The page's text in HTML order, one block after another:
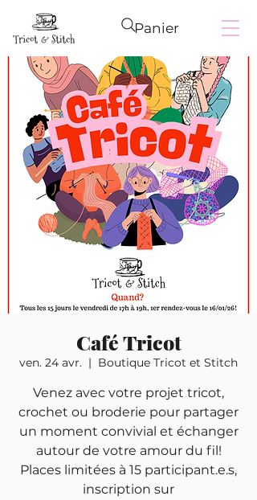
Panier
Café Tricot
ven. 24 avr.
  |
Boutique Tricot et Stitch
Venez avec votre projet tricot,
crochet ou broderie pour partager
un moment convivial et échanger
autour de votre amour du fil!
Places limitées à 15 participant.e.s,
inscription sur